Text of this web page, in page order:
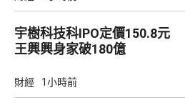
宇樹科技科IPO定價150.8元
王興興身家破180億
財經 1小時前